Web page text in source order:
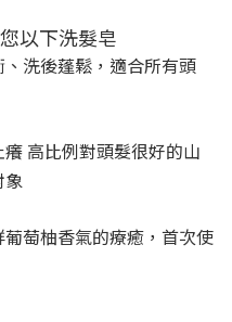
以下洗髮皂
洗後蓬鬆，適合所有頭
高比例對頭髮很好的山
象
萄柚香氣的療癒，首次使